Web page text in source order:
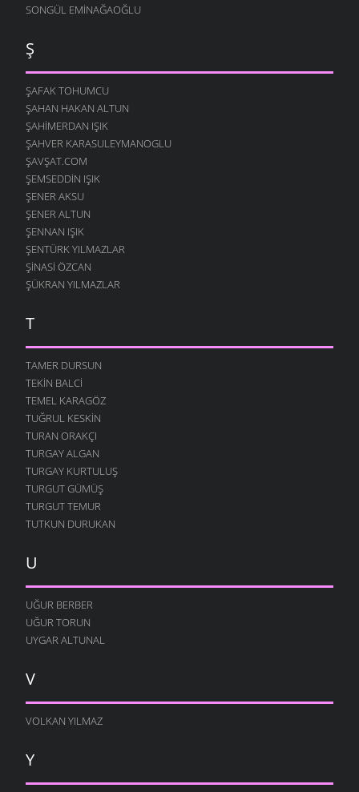
SONGÜL EMINAĞAOĞLU
Ş
ŞAFAK TOHUMCU
ŞAHAN HAKAN ALTUN
ŞAHIMERDAN IŞIK
ŞAHVER KARASULEYMANOGLU
ŞAVŞAT.COM
ŞEMSEDDIN IŞIK
ŞENER AKSU
ŞENER ALTUN
ŞENNAN IŞIK
ŞENTÜRK YILMAZLAR
ŞINASI ÖZCAN
ŞÜKRAN YILMAZLAR
T
TAMER DURSUN
TEKIN BALCI
TEMEL KARAGÖZ
TUĞRUL KESKIN
TURAN ORAKÇI
TURGAY ALGAN
TURGAY KURTULUŞ
TURGUT GÜMÜŞ
TURGUT TEMUR
TUTKUN DURUKAN
U
UĞUR BERBER
UĞUR TORUN
UYGAR ALTUNAL
V
VOLKAN YILMAZ
Y